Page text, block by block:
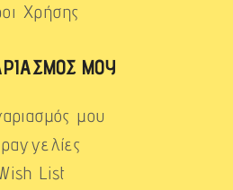
Χρήσης
ΜΟΥ
μου
List